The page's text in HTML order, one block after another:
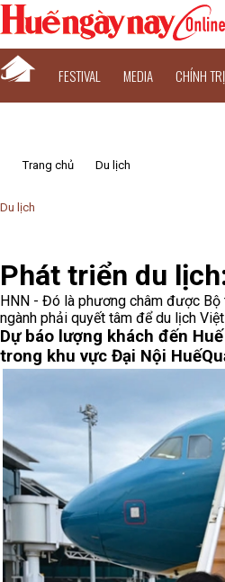
FESTIVAL MEDIA CHÍNH
Trang chủ Du lịch
Du lịch
Phát triển du
HNN - Đó là phương châm được Bộ
ngành phải quyết tâm để du lịch
Dự báo lượng khách đến
trong khu vực Đại Nội Huế